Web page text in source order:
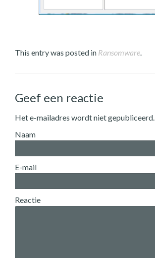
This entry was posted in Ransomware.
Geef een reactie
Het e-mailadres wordt niet gepubliceerd.
Naam
E-mail
Reactie